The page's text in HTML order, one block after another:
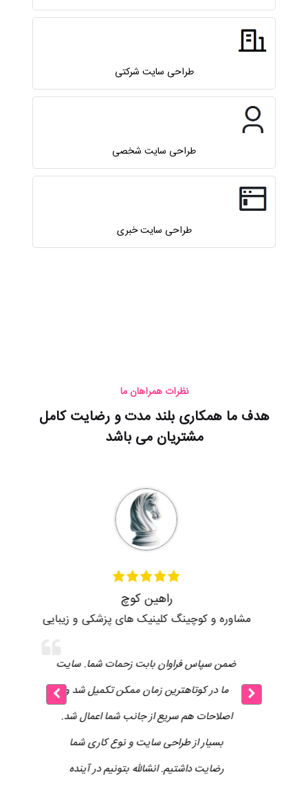
طراحی سایت شرکتی
طراحی سایت شخصی
طراحی سایت خبری
نظرات همراهان ما
هدف ما همکاری بلند مدت و رضایت کامل
مشتریان می باشد
راهین کوچ
مشاوره و کوچینگ کلینیک های پزشکی و زیبایی
ضمن سپاس فراوان بابت زحمات شما. سایت
ما در کوتاهترین زمان ممکن تکمیل شد و
اصلاحات هم سریع از جانب شما اعمال شد.
بسیار از طراحی سایت و نوع کاری شما
رضایت داشتیم. انشالله بتونیم در آینده